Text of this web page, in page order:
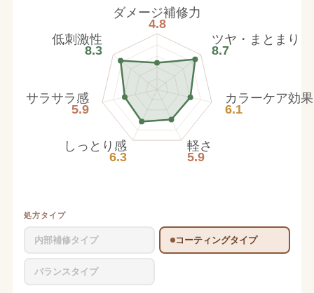
ダメージ補修力
4.8
ツヤ・まとまり
8.7
カラーケア効果
6.1
軽さ
5.9
しっとり感
6.3
サラサラ感
5.9
低刺激性
8.3
処方タイプ
内部補修タイプ コーティングタイプ
バランスタイプ